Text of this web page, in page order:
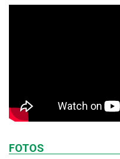
FOTOS